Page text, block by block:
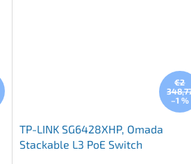
€2
–1 %
TP-LINK SG6428XHP, Omada
Stackable L3 PoE Switch